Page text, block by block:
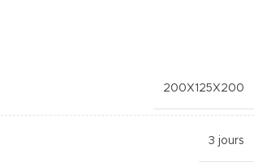
200X125X200
3 jours